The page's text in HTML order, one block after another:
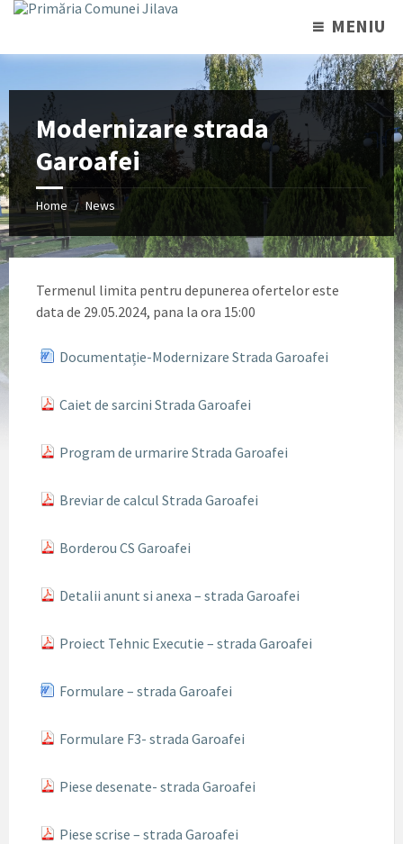
MENIU
Modernizare strada
Garoafei
Home / News
Termenul limita pentru depunerea ofertelor este
data de 29.05.2024, pana la ora 15:00
Documentație-Modernizare Strada Garoafei
Caiet de sarcini Strada Garoafei
Program de urmarire Strada Garoafei
Breviar de calcul Strada Garoafei
Borderou CS Garoafei
Detalii anunt si anexa – strada Garoafei
Proiect Tehnic Executie – strada Garoafei
Formulare – strada Garoafei
Formulare F3- strada Garoafei
Piese desenate- strada Garoafei
Piese scrise – strada Garoafei